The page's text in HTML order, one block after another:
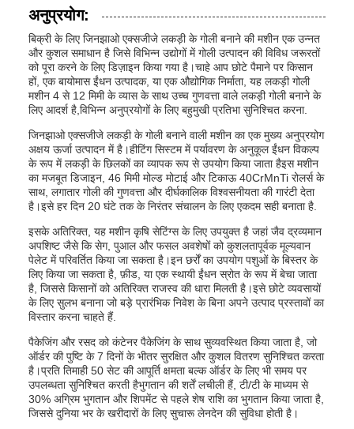
अनुप्रयोग:
बिक्री के लिए जिनझाओ एक्सजीजे लकड़ी के गोली बनाने की मशीन एक उन्नत
और कुशल समाधान है जिसे विभिन्न उद्योगों में गोली उत्पादन की विविध जरूरतों
को पूरा करने के लिए डिज़ाइन किया गया है।चाहे आप छोटे पैमाने पर किसान
हों, एक बायोमास ईंधन उत्पादक, या एक औद्योगिक निर्माता, यह लकड़ी गोली
मशीन 4 से 12 मिमी के व्यास के साथ उच्च गुणवत्ता वाले लकड़ी गोली बनाने के
लिए आदर्श है,विभिन्न अनुप्रयोगों के लिए बहुमुखी प्रतिभा सुनिश्चित करना.
जिनझाओ एक्सजीजे लकड़ी के गोली बनाने वाली मशीन का एक मुख्य अनुप्रयोग
अक्षय ऊर्जा उत्पादन में है।हीटिंग सिस्टम में पर्यावरण के अनुकूल ईंधन विकल्प
के रूप में लकड़ी के छिलकों का व्यापक रूप से उपयोग किया जाता हैइस मशीन
का मजबूत डिजाइन, 46 मिमी मोल्ड मोटाई और टिकाऊ 40CrMnTi रोलर्स के
साथ, लगातार गोली की गुणवत्ता और दीर्घकालिक विश्वसनीयता की गारंटी देता
है।इसे हर दिन 20 घंटे तक के निरंतर संचालन के लिए एकदम सही बनाता है.
इसके अतिरिक्त, यह मशीन कृषि सेटिंग्स के लिए उपयुक्त है जहां जैव द्रव्यमान
अपशिष्ट जैसे कि सेग, पुआल और फसल अवशेषों को कुशलतापूर्वक मूल्यवान
पेलेट में परिवर्तित किया जा सकता है।इन छर्रों का उपयोग पशुओं के बिस्तर के
लिए किया जा सकता है, फ़ीड, या एक स्थायी ईंधन स्रोत के रूप में बेचा जाता
है, जिससे किसानों को अतिरिक्त राजस्व की धारा मिलती है।इसे छोटे व्यवसायों
के लिए सुलभ बनाना जो बड़े प्रारंभिक निवेश के बिना अपने उत्पाद प्रस्तावों का
विस्तार करना चाहते हैं.
पैकेजिंग और रसद को कंटेनर पैकेजिंग के साथ सुव्यवस्थित किया जाता है, जो
ऑर्डर की पुष्टि के 7 दिनों के भीतर सुरक्षित और कुशल वितरण सुनिश्चित करता
है।प्रति तिमाही 50 सेट की आपूर्ति क्षमता बल्क ऑर्डर के लिए भी समय पर
उपलब्धता सुनिश्चित करती हैभुगतान की शर्तें लचीली हैं, टी/टी के माध्यम से
30% अग्रिम भुगतान और शिपमेंट से पहले शेष राशि का भुगतान किया जाता है,
जिससे दुनिया भर के खरीदारों के लिए सुचारू लेनदेन की सुविधा होती है।